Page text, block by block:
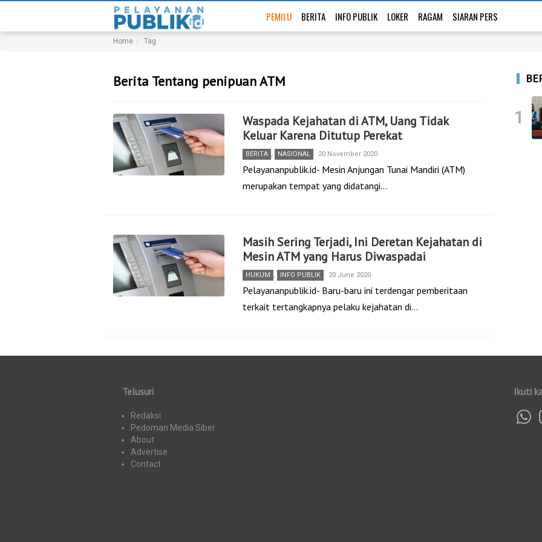
PEMILU BERITA INFO PUBLIK LOKER RAGAM SIARAN PERS
Home Tag
Berita Tentang penipuan ATM
Waspada Kejahatan di ATM, Uang Tidak
Keluar Karena Ditutup Perekat
BERITA , NASIONAL 20 November 2020
Pelayananpublik.id- Mesin Anjungan Tunai Mandiri (ATM)
merupakan tempat yang didatangi…
Masih Sering Terjadi, Ini Deretan Kejahatan di
Mesin ATM yang Harus Diwaspadai
HUKUM , INFO PUBLIK 20 June 2020
Pelayananpublik.id- Baru-baru ini terdengar pemberitaan
terkait tertangkapnya pelaku kejahatan di…
1
Telusuri
Redaksi
Pedoman Media Siber
About
Advertise
Contact
Ikuti